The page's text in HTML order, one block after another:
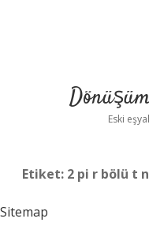
Eski
Etiket: 2 pi r bölü t
Sitemap